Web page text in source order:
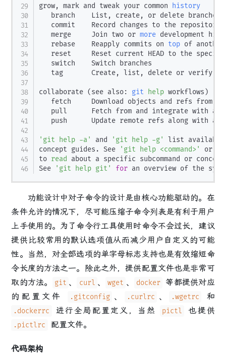
grow, mark and tweak your common
history
   branch    List, create, or delete branches
   commit    Record changes to the repository
   merge     Join two or
more development
   rebase    Reapply commits on
top of
reset     Reset current HEAD to the
   switch    Switch branches
tag       Create, list, delete or verify a
collaborate (see also: git help workflows)
fetch     Download objects and refs from
pull      Fetch from and integrate with
push      Update remote refs along with
'git help -a' and 'git help -g'
list available
concept guides. See
'git help <command>' or
to read
about a specific subcommand or
See
'git help git' for
功能设计中对子命令的设计是由核心功能驱动的。在
条件允许的情况下，尽可能压缩子命令列表是有利于用户
上手使用的。为了命令行工具使用时命令不会过长，建议
提供比较常用的默认选项值从而减少用户自定义的可能
性。当然，对全部选项的单字母标志支持也是有效缩短命
令长度的方法之一。除此之外，提供配置文件也是非常可
取的方法。
git 、 curl 、 wget 、 docker
等都提供对应
的配置文件
.gitconfig 、 .curlrc 、 .wgetrc 和
.dockerrc 进行全局配置定义，当然 pictl 也提供
.pictlrc 配置文件。
代码架构